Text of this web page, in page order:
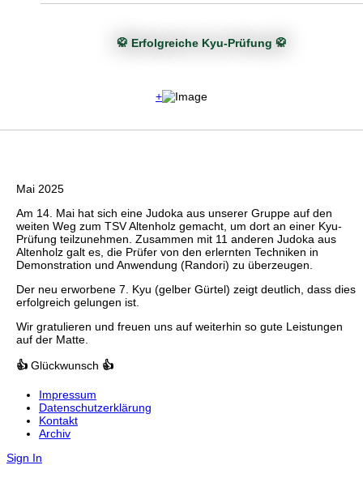
🥋 Erfolgreiche Kyu-Prüfung 🥋
+
Mai 2025
Am 14. Mai hat sich eine Judoka aus unserer Gruppe auf den
weiten Weg zum TSV Altenholz gemacht, um dort an einer Kyu-
Prüfung teilzunehmen. Zusammen mit 11 anderen Judoka aus
Altenholz galt es, die Prüfer von den erlernten Techniken in
Demonstration und Anwendung (Randori) zu überzeugen.
Der neu erworbene 7. Kyu (gelber Gürtel) zeigt deutlich, dass dies
erfolgreich gelungen ist.
Wir gratulieren und freuen uns auf weiterhin so gute Leistungen
auf der Matte.
👍 Glückwunsch 👍
Impressum
Datenschutzerklärung
Kontakt
Archiv
Sign In